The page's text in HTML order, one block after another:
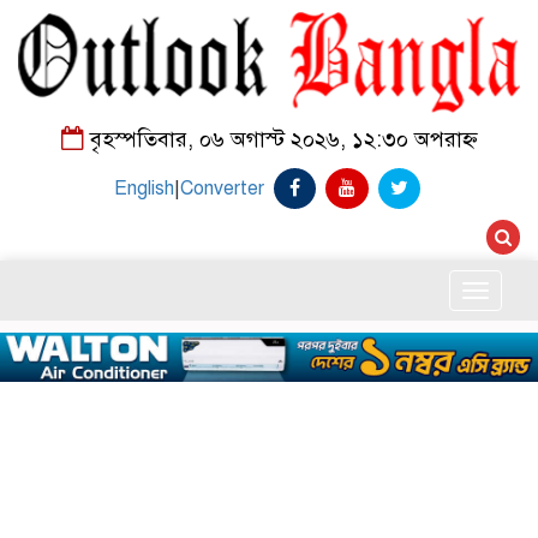
বৃহস্পতিবার, ০৬ অগাস্ট ২০২৬, ১২:৩০ অপরাহ্ন
English|Converter